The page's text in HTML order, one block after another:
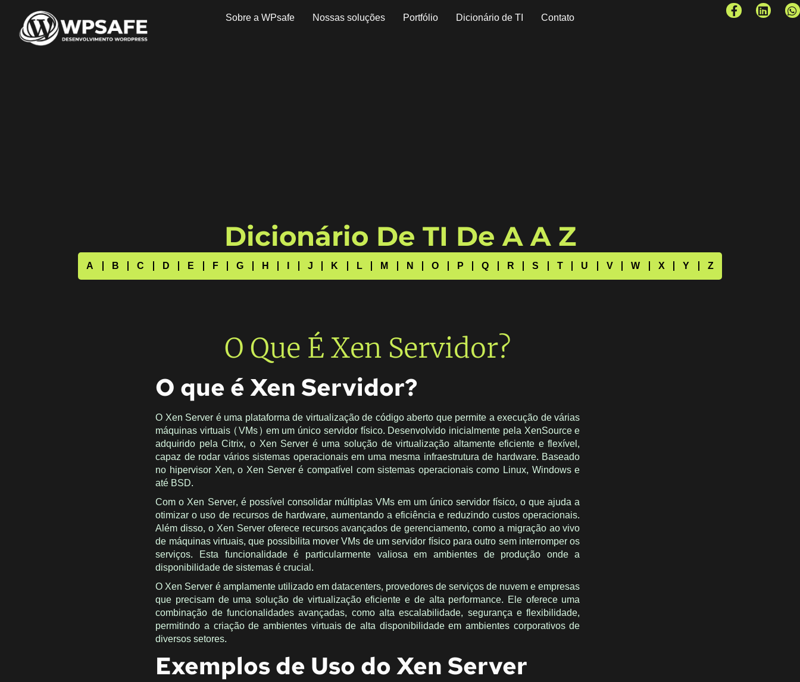
Sobre a WPsafe Nossas soluções Portfólio Dicionário de TI Contato
Dicionário De TI De A A Z
A B C D E F G H I J K L M N O P Q R S T U V W X Y Z
O Que É Xen Servidor?
O que é Xen Servidor?
O Xen Server é uma plataforma de virtualização de código aberto que permite a execução de várias
máquinas virtuais (VMs) em um único servidor físico. Desenvolvido inicialmente pela XenSource e
adquirido pela Citrix, o Xen Server é uma solução de virtualização altamente eficiente e flexível,
capaz de rodar vários sistemas operacionais em uma mesma infraestrutura de hardware. Baseado
no hipervisor Xen, o Xen Server é compatível com sistemas operacionais como Linux, Windows e
até BSD.
Com o Xen Server, é possível consolidar múltiplas VMs em um único servidor físico, o que ajuda a
otimizar o uso de recursos de hardware, aumentando a eficiência e reduzindo custos operacionais.
Além disso, o Xen Server oferece recursos avançados de gerenciamento, como a migração ao vivo
de máquinas virtuais, que possibilita mover VMs de um servidor físico para outro sem interromper os
serviços. Esta funcionalidade é particularmente valiosa em ambientes de produção onde a
disponibilidade de sistemas é crucial.
O Xen Server é amplamente utilizado em datacenters, provedores de serviços de nuvem e empresas
que precisam de uma solução de virtualização eficiente e de alta performance. Ele oferece uma
combinação de funcionalidades avançadas, como alta escalabilidade, segurança e flexibilidade,
permitindo a criação de ambientes virtuais de alta disponibilidade em ambientes corporativos de
diversos setores.
Exemplos de Uso do Xen Server